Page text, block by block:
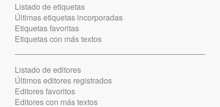
Listado de etiquetas
Últimas etiquetas incorporadas
Etiquetas favoritas
Etiquetas con más textos
Listado de editores
Últimos editores registrados
Editores favoritos
Editores con más textos